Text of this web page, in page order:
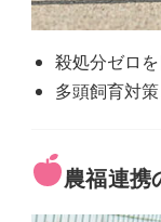
殺処分ゼロ
多頭飼育対
農福連携